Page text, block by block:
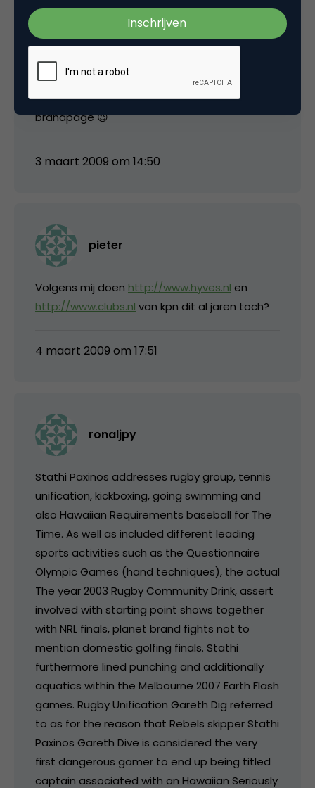
Leuke video! Vanmorgen had ik Steven Kraal
op bezoek van Netlog (Country Manager) en
die vertelde mij ook dit verhaal. Ik ga het eens
testen, want het klinkt best interessant. Ik heb
net mijn logingegevens binnen van de
brandpage 😉
3 maart 2009 om 14:50
pieter
Volgens mij doen http://www.hyves.nl en
http://www.clubs.nl van kpn dit al jaren toch?
4 maart 2009 om 17:51
ronaljpy
Stathi Paxinos addresses rugby group, tennis
unification, kickboxing, going swimming and
also Hawaiian Requirements baseball for The
Time. As well as included different leading
sports activities such as the Questionnaire
Olympic Games (hand techniques), the actual
The year 2003 Rugby Community Drink, assert
involved with starting point shows together
with NRL finals, planet brand fights not to
mention domestic golfing finals. Stathi
furthermore lined punching and additionally
aquatics within the Melbourne 2007 Earth Flash
games. Rugby Unification Gareth Dig referred
to as for the reason that Rebels skipper Stathi
Paxinos Gareth Dive is considered the very
first dangerous gamer to end up being titled
captain associated with an Hawaiian Seriously